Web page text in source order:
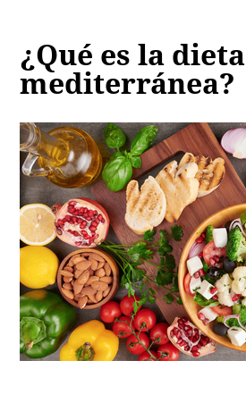
¿Qué es la dieta
mediterránea?